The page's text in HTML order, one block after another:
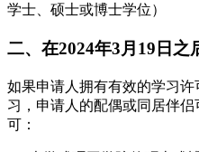
学士、硕士或博士学位）
二、在2024年3月19日之
如果申请人拥有有效的学习
习，申请人的配偶或同居伴
可：